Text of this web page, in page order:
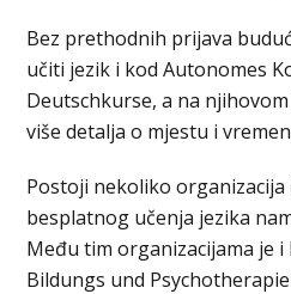
Bez prethodnih prijava
učiti jezik i kod Autonomes
Deutschkurse, a na
više detalja o mjestu i
Postoji nekoliko
besplatnog učenja jezika
Među tim organizacijama je
Bildungs und